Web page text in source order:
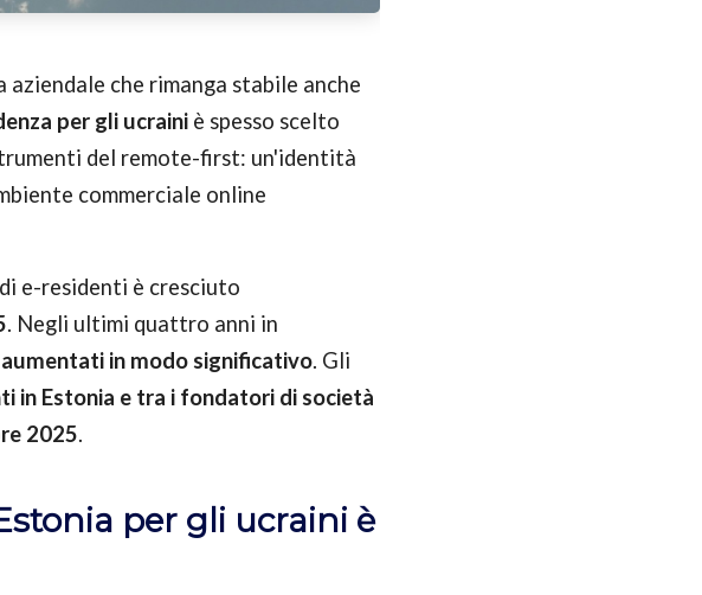
che rimanga stabile anche
per gli ucraini è spesso scelto
del remote-first: un'identità
commerciale online
e-residenti è cresciuto
. Negli ultimi quattro anni in
in modo significativo. Gli
in Estonia e tra i fondatori di società
2025.
per gli ucraini è